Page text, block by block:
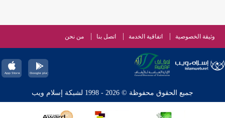
وثيقة الخصوصية اتفاقية الخدمة اتصل بنا من نحن
جميع الحقوق محفوظة © 2026 - 1998 لشبكة إسلام ويب